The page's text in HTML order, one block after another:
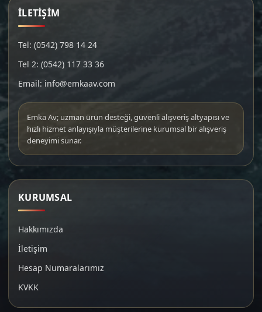
İLETİŞİM
Tel: (0542) 798 14 24
Tel 2: (0542) 117 33 36
Email: info@emkaav.com
Emka Av; uzman ürün desteği, güvenli alışveriş altyapısı ve
hızlı hizmet anlayışıyla müşterilerine kurumsal bir alışveriş
deneyimi sunar.
KURUMSAL
Hakkımızda
İletişim
Hesap Numaralarımız
KVKK